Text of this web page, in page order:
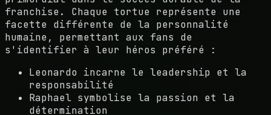
franchise. Chaque tortue représente une
facette différente de la personnalité
humaine, permettant aux fans de
s'identifier à leur héros préféré :
Leonardo incarne le leadership et la
responsabilité
Raphael symbolise la passion et la
détermination